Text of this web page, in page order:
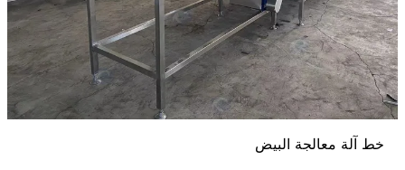
خط آلة معالجة البيض